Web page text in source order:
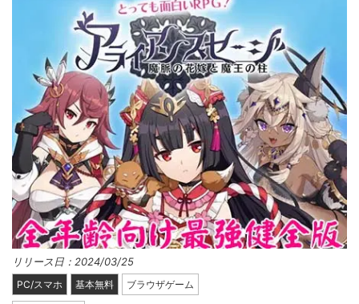
リリース日：2024/03/25
PC/スマホ 基本無料 ブラウザゲーム